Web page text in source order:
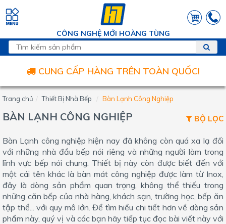
CÔNG NGHỆ MỚI HOÀNG TÙNG
CUNG CẤP HÀNG TRÊN TOÀN QUỐC!
Trang chủ Thiết Bị Nhà Bếp Bàn Lạnh Công Nghiệp
BÀN LẠNH CÔNG NGHIỆP BỘ LỌC
Bàn Lạnh công nghiệp hiện nay đã không còn quá xa lạ đối
với những nhà đầu bếp nói riêng và những người làm trong
lĩnh vực bếp nói chung. Thiết bị này còn được biết đến với
một cái tên khác là bàn mát công nghiệp được làm từ Inox,
đây là dòng sản phẩm quan trọng, không thể thiếu trong
những căn bếp của nhà hàng, khách sạn, trường học, bếp ăn
tập thể... với quy mô lớn. Để tìm hiểu chi tiết hơn về dòng sản
phẩm này, quý vị và các bạn hãy tiếp tục đọc bài viết này với